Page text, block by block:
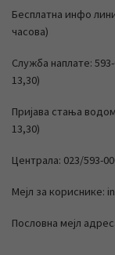
Бесплатна инфо
часова)
Служба наплате:
13,30)
Пријава стања
13,30)
Централа: 023/593-
Мејл за кориснике:
Пословна мејл